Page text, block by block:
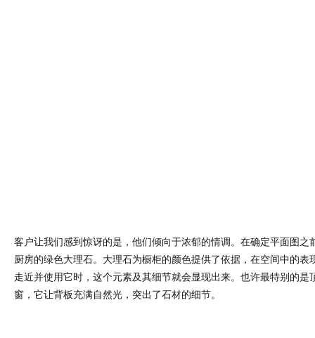
客户让我们感到惊讶的是，他们倾向于浓郁的情调。在确定平面图之
厨房的绿色大理石。大理石为橱柜的颜色提供了依据，在空间中的表
走近并使用它时，这个元素及其细节就会显现出来。也许最特别的是
窗，它让背板充满自然光，突出了石材的细节。